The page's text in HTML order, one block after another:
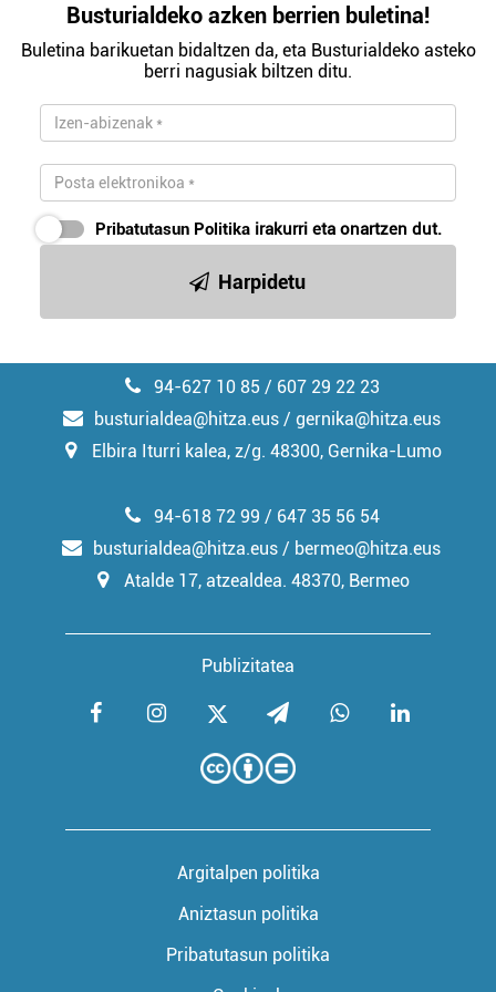
Busturialdeko azken berrien buletina!
Buletina barikuetan bidaltzen da, eta Busturialdeko asteko
berri nagusiak biltzen ditu.
Pribatutasun Politika irakurri eta onartzen dut.
Harpidetu
94-627 10 85 / 607 29 22 23
busturialdea@hitza.eus / gernika@hitza.eus
Elbira Iturri kalea, z/g. 48300, Gernika-Lumo
Publizitatea
94-618 72 99 / 647 35 56 54
busturialdea@hitza.eus / bermeo@hitza.eus
Atalde 17, atzealdea. 48370, Bermeo
Argitalpen politika
Aniztasun politika
Pribatutasun politika